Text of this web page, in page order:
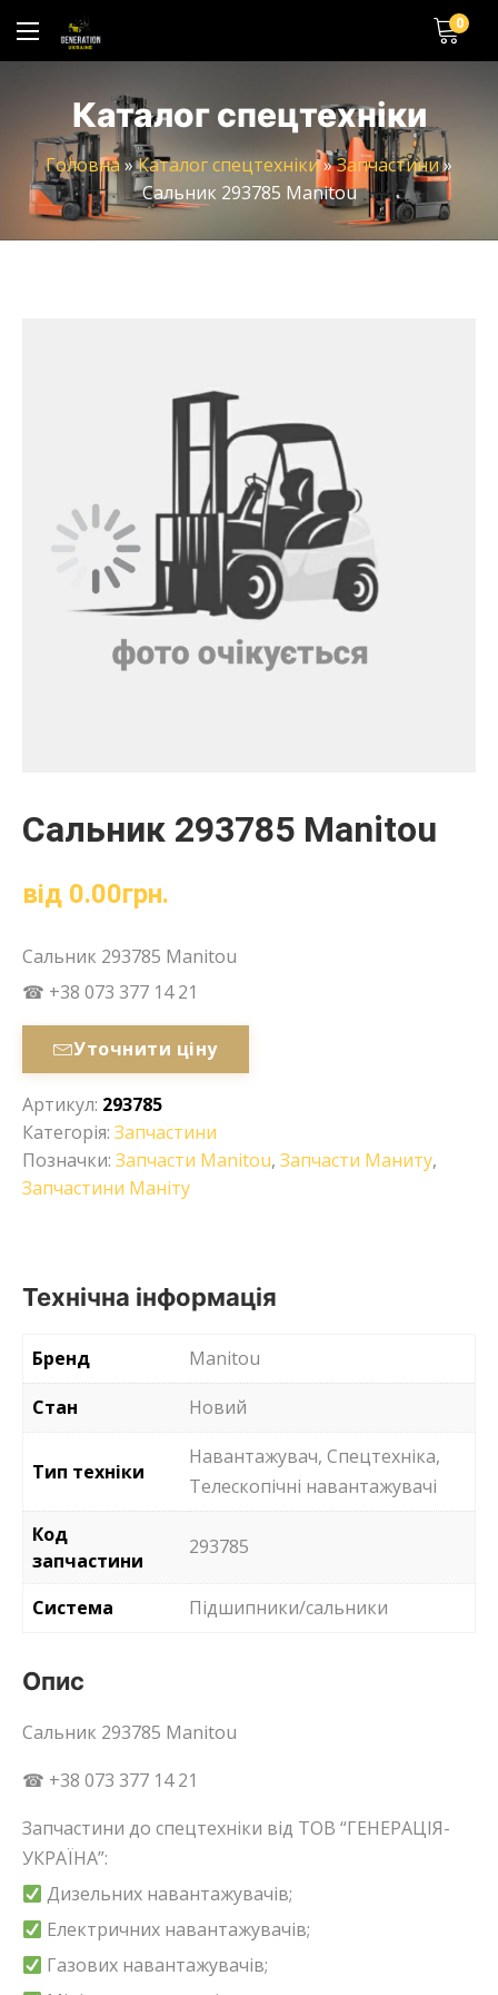
0
Каталог спецтехніки
Головна»Каталог спецтехніки»Запчастини»
Сальник 293785 Manitou
Сальник 293785 Manitou
від 0.00грн.
Сальник 293785 Manitou
☎ +38 073 377 14 21
Уточнити ціну
Артикул: 293785
Категорія: Запчастини
Позначки: Запчасти Manitou, Запчасти Маниту,
Запчастини Маніту
Технічна інформація
Бренд
Manitou
Стан
Новий
Тип техніки
Навантажувач, Спецтехніка,
Телескопічні навантажувачі
Код
запчастини
293785
Система Підшипники/сальники
Опис
Сальник 293785 Manitou
☎ +38 073 377 14 21
Запчастини до спецтехніки від ТОВ “ГЕНЕРАЦІЯ-
УКРАЇНА”:
Дизельних навантажувачів;
Електричних навантажувачів;
Газових навантажувачів;